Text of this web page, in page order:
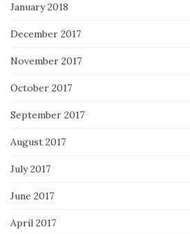
January 2018
December 2017
November 2017
October 2017
September 2017
August 2017
July 2017
June 2017
April 2017